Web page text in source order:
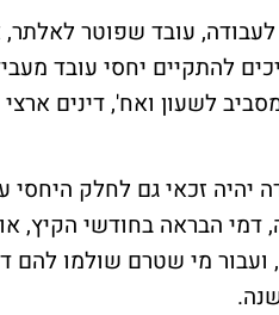
עובד שפוטר
להתקיים יחסי עובד
יהיה זכאי גם לחלק
הבראה בחודשי הקיץ,
מי שטרם שולמו להם